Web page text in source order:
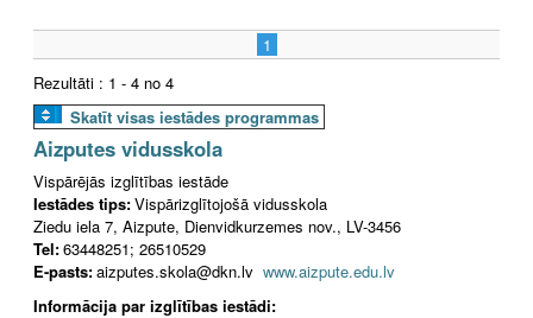
1
Rezultāti : 1 - 4 no 4
Skatīt visas iestādes programmas
Aizputes vidusskola
Vispārējās izglītības iestāde
Iestādes tips:Vispārizglītojošā vidusskola
Ziedu iela 7, Aizpute, Dienvidkurzemes nov., LV-3456
Tel:63448251; 26510529
E-pasts:aizputes.skola@dkn.lv www.aizpute.edu.lv
Informācija par izglītības iestādi: